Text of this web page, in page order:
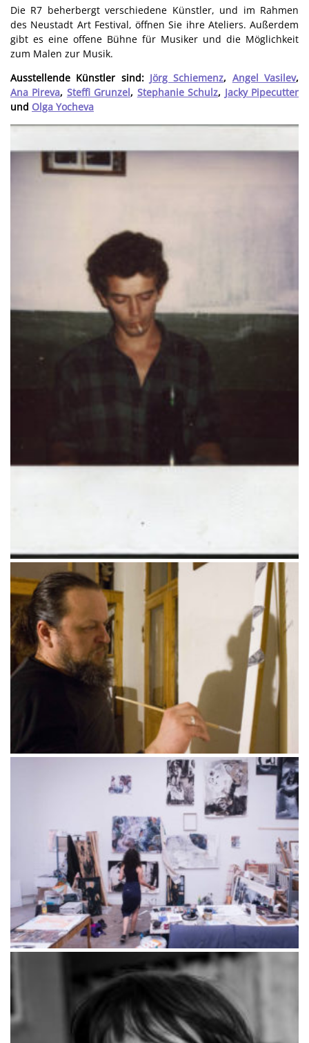
Die R7 beherbergt verschiedene Künstler, und im Rahmen
des Neustadt Art Festival, öffnen Sie ihre Ateliers. Außerdem
gibt es eine offene Bühne für Musiker und die Möglichkeit
zum Malen zur Musik.
Ausstellende Künstler sind: Jörg Schiemenz, Angel Vasilev,
Ana Pireva, Steffi Grunzel, Stephanie Schulz, Jacky Pipecutter
und Olga Yocheva